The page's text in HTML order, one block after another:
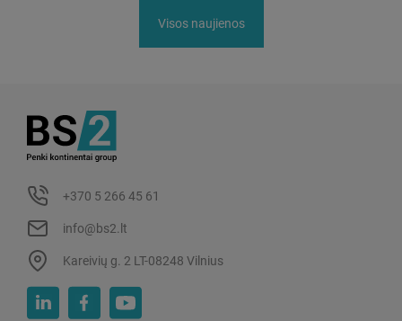
Visos naujienos
+370 5 266 45 61
info@bs2.lt
Kareivių g. 2 LT-08248 Vilnius